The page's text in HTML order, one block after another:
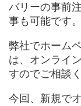
バリーの事前
事も可能です。
弊社でホーム
は、オンライ
すのでご相談
今回、新規で